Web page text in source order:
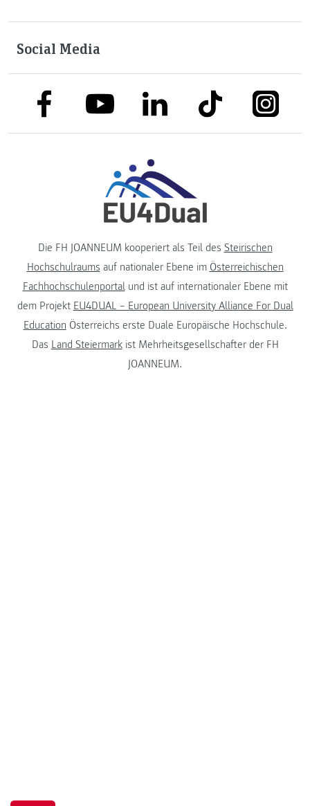
Social Media
link to facebooklink to youtubelink to linkedinlink to tiktok link to
Die FH JOANNEUM kooperiert als Teil des Steirischen
Hochschulraums auf nationaler Ebene im Österreichischen
Fachhochschulenportalund ist auf internationaler Ebene mit
dem Projekt EU4DUAL – European University Alliance For Dual
Education Österreichs erste Duale Europäische Hochschule.
Das Land Steiermarkist Mehrheitsgesellschafter der FH
JOANNEUM.